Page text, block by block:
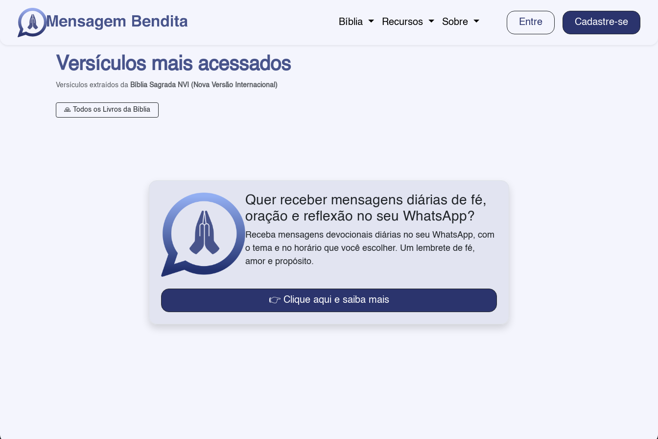
Bíblia Recursos Sobre Entre Cadastre-se
Versículos mais acessados
Versículos extraídos da Bíblia Sagrada NVI (Nova Versão Internacional)
🙏 Todos os Livros da Bíblia
Quer receber mensagens diárias de fé,
oração e reflexão no seu WhatsApp?
Receba mensagens devocionais diárias no seu WhatsApp, com
o tema e no horário que você escolher. Um lembrete de fé,
amor e propósito.
👉 Clique aqui e saiba mais